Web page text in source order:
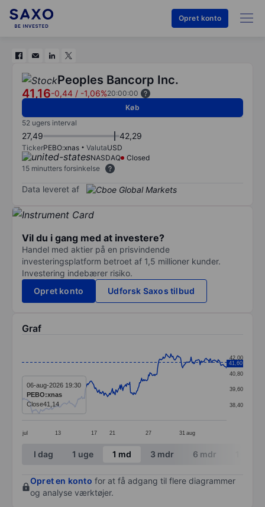
Opret konto
Peoples Bancorp Inc.
41,16-0,44 / -1,06%20:00:00
Køb
52 ugers interval
27,49 42,29
TickerPEBO:xnas ValutaUSD
NASDAQ
Closed
15 minutters forsinkelse
Data leveret af
Vil du i gang med at investere?
Handel med aktier på en prisvindende
investeringsplatform betroet af 1,5 millioner kunder.
Investering indebærer risiko.
Opret konto
Udforsk Saxos tilbud
Graf
Line chart with 295 data points.
The chart has 1 X axis displaying categories.
The chart has 1 Y axis displaying values. Data ranges
jul 13 17 21 27 31 aug
38,40
39,60
40,80
42,00
41,60
06-aug-2026 19:30
PEBO:xnas
Close41,14
End of interactive chart.
I dag 1 uge 1 md 3 mdr 6 mdr
Opret en konto for at få adgang til flere diagrammer
og analyse værktøjer.